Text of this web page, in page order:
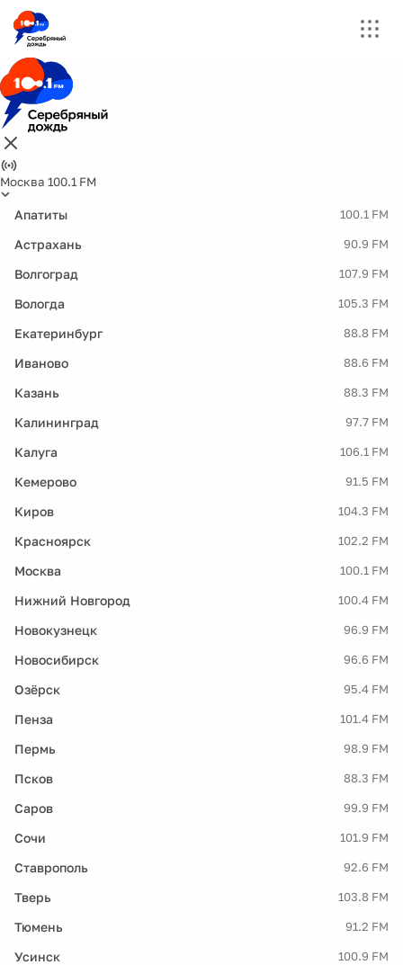
Москва 100.1 FM
Апатиты 100.1 FM
Астрахань 90.9 FM
Волгоград 107.9 FM
Вологда 105.3 FM
Екатеринбург 88.8 FM
Иваново 88.6 FM
Казань 88.3 FM
Калининград 97.7 FM
Калуга 106.1 FM
Кемерово 91.5 FM
Киров 104.3 FM
Красноярск 102.2 FM
Москва 100.1 FM
Нижний Новгород 100.4 FM
Новокузнецк 96.9 FM
Новосибирск 96.6 FM
Озёрск 95.4 FM
Пенза 101.4 FM
Пермь 98.9 FM
Псков 88.3 FM
Саров 99.9 FM
Сочи 101.9 FM
Ставрополь 92.6 FM
Тверь 103.8 FM
Тюмень 91.2 FM
Усинск 100.9 FM